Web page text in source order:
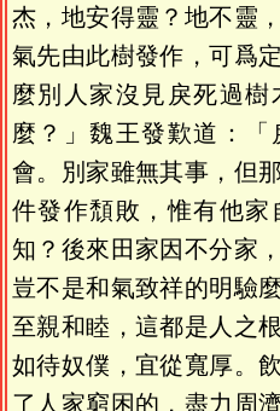
杰，地安得靈？地不靈
氣先由此樹發作，可爲
麼別人家沒見戾死過
麼？」魏王發歎道：
會。別家雖無其事，但
件發作頹敗，惟有他
知？後來田家因不分家
豈不是和氣致祥的明驗
至親和睦，這都是人之
如待奴僕，宜從寬厚。
了人家窮困的，盡力周